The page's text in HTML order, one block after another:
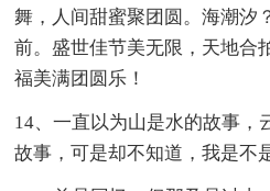
舞，人间甜蜜聚团圆。海潮汐
前。盛世佳节美无限，天地合
福美满团圆乐！
14、一直以为山是水的故事，
故事，可是却不知道，我是不